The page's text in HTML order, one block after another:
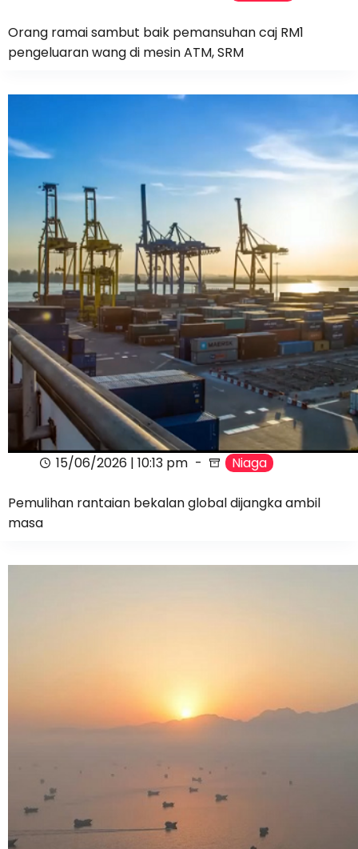
Orang ramai sambut baik pemansuhan caj RM1
pengeluaran wang di mesin ATM, SRM
15/06/2026 | 10:13 pm Niaga
Pemulihan rantaian bekalan global dijangka ambil
masa